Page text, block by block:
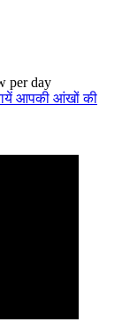
per day
आपकी आंखों की